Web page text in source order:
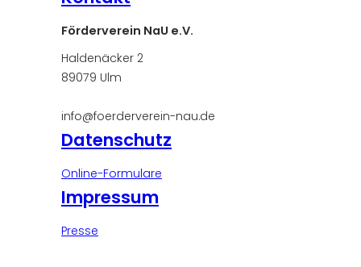
Förderverein NaU e.V.
Haldenäcker 2
89079 Ulm
info@foerderverein-nau.de
Datenschutz
Online-Formulare
Impressum
Presse